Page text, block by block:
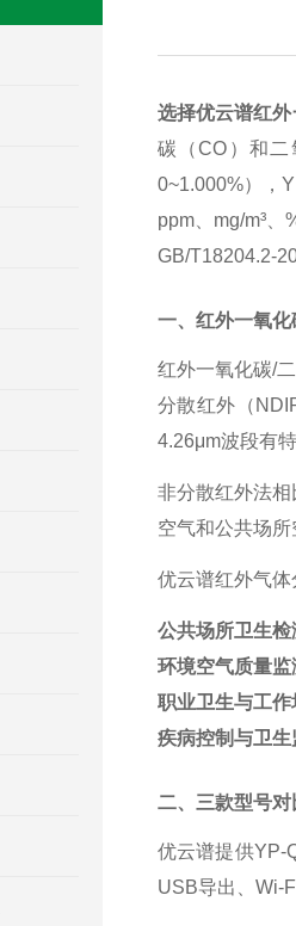
选择优云谱红
碳（CO）和二
0~1.000%），
ppm、mg/m³
GB/T18204.2-
一、红外一氧化
红外一氧化碳/
分散红外（
4.26μm波段有
非分散红外法
空气和公共场
优云谱红外气
公共场所卫生检
环境空气质量监
职业卫生与工作
疾病控制与卫生
二、三款型号
优云谱提供YP-
USB导出、Wi-